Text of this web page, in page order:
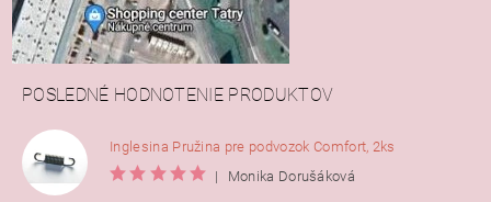
POSLEDNÉ HODNOTENIE PRODUKTOV
Inglesina Pružina pre podvozok Comfort, 2ks
|
Monika Dorušáková